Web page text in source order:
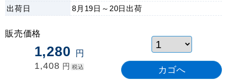
出荷日 8月19日～20日 出荷
販売価格
1,280 円
1,408 円 税込